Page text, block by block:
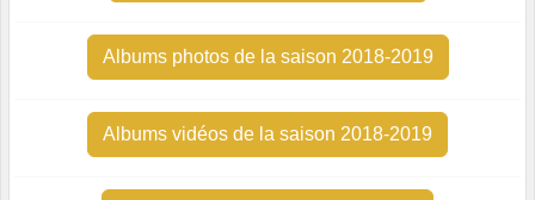
Albums photos de la saison 2018-2019
Albums vidéos de la saison 2018-2019